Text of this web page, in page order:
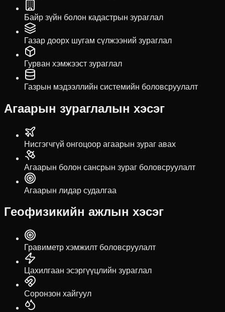
Байр зүйн болон кадастрын зураглал
Газар доорх шугам сүлжээний зураглал
Гурван хэмжээст зураглал
Газрын мэдээллийн системийн боловсруулалт
Агаарын зураглалын хэсэг
Нисгэгчгүй онгоцоор агаарын зураг авах
Агаарын болон сансрын зураг боловсруулалт
Агаарын лидар судалгаа
Геофизикийн ажлын хэсэг
Гравиметр хэмжилт боловсруулалт
Цахилгаан эсэргүүцлийн зураглал
Соронзон хайгуул